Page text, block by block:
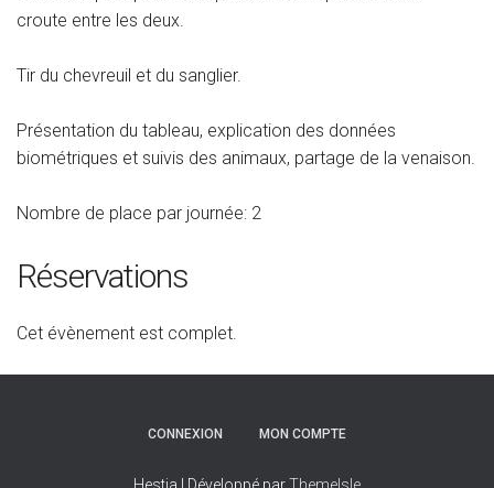
croute entre les deux.
Tir du chevreuil et du sanglier.
Présentation du tableau, explication des données
biométriques et suivis des animaux, partage de la venaison.
Nombre de place par journée: 2
Réservations
Cet évènement est complet.
CONNEXION MON COMPTE